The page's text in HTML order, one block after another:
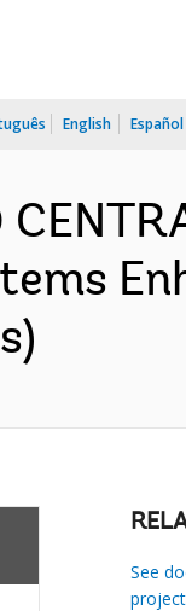
English Español
See